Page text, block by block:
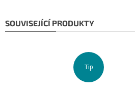
SOUVISEJÍCÍ PRODUKTY
Tip